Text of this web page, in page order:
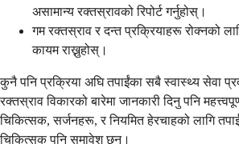
असामान्य रक्तस्रावको रिपोर्ट गर्नुहोस्।
गम रक्तस्राव र दन्त प्रक्रियाहरू रोक्नको
कायम राख्नुहोस्।
कुनै पनि प्रक्रिया अघि तपाईंका सबै स्वास्थ्य सेवा
रक्तस्राव विकारको बारेमा जानकारी दिनु पनि
चिकित्सक, सर्जनहरू, र नियमित हेरचाहको लागि
चिकित्सक पनि समावेश छन्।